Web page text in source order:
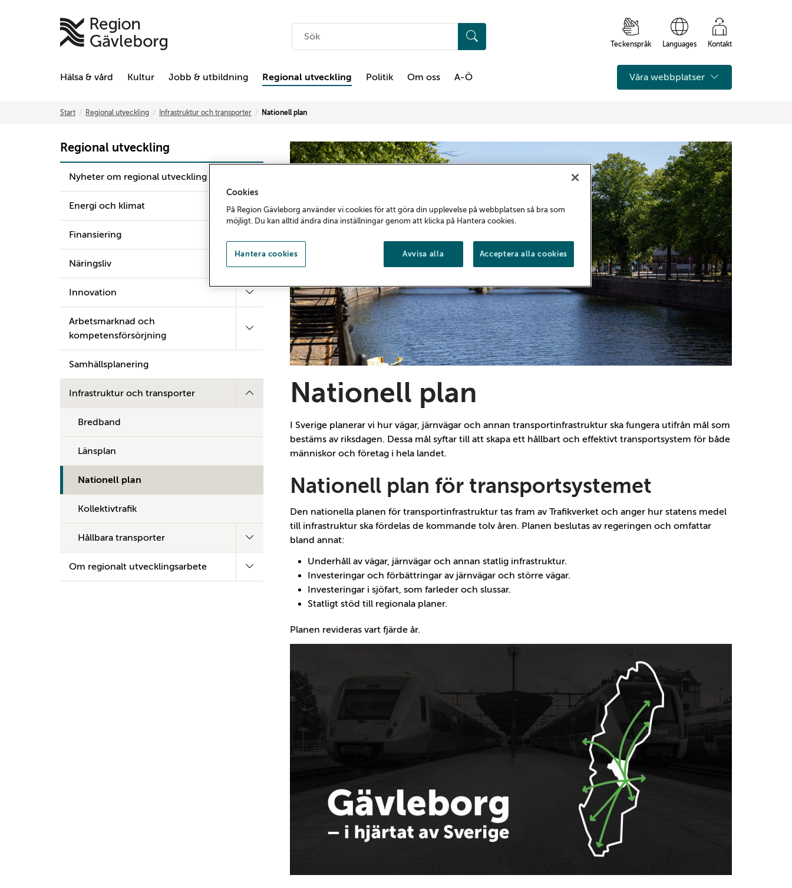
Teckenspråk Languages Kontakt
Hälsa & vård Kultur Jobb & utbildning Regional utveckling Politik Om oss A-Ö Våra webbplatser
Start Regional utveckling Infrastruktur och transporter Nationell plan
Regional utveckling
Nyheter om regional utveckling
Energi och klimat
Finansiering
Näringsliv
Innovation
Arbetsmarknad och
kompetensförsörjning
Samhällsplanering
Infrastruktur och transporter
Bredband
Länsplan
Nationell plan
Kollektivtrafik
Hållbara transporter
Om regionalt utvecklingsarbete
Nationell plan
I Sverige planerar vi hur vägar, järnvägar och annan transportinfrastruktur ska fungera utifrån mål som
bestäms av riksdagen. Dessa mål syftar till att skapa ett hållbart och effektivt transportsystem för både
människor och företag i hela landet.
Nationell plan för transportsystemet
Den nationella planen för transportinfrastruktur tas fram av Trafikverket och anger hur statens medel
till infrastruktur ska fördelas de kommande tolv åren. Planen beslutas av regeringen och omfattar
bland annat:
Underhåll av vägar, järnvägar och annan statlig infrastruktur.
Investeringar och förbättringar av järnvägar och större vägar.
Investeringar i sjöfart, som farleder och slussar.
Statligt stöd till regionala planer.
Planen revideras vart fjärde år.
Cookies
På Region Gävleborg använder vi cookies för att göra din upplevelse på webbplatsen så bra som
möjligt. Du kan alltid ändra dina inställningar genom att klicka på Hantera cookies.
Avvisa alla Acceptera alla cookies
Hantera cookies